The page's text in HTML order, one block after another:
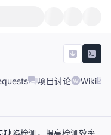
项目讨论 Wiki